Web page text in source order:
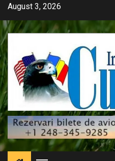
Skip
content
August 3, 2026